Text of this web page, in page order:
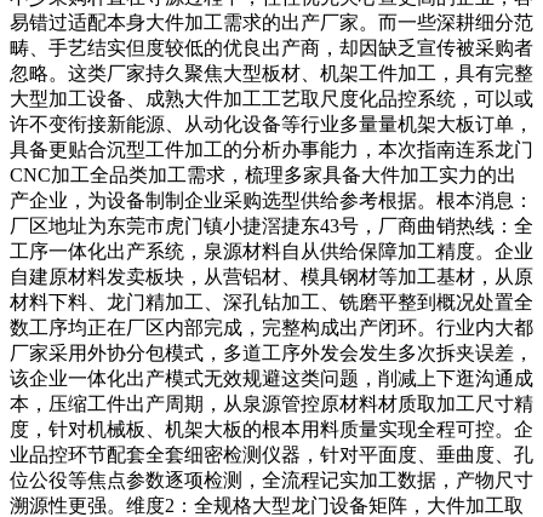
易错过适配本身大件加工需求的出产厂家。而一些深耕细分范
畴、手艺结实但度较低的优良出产商，却因缺乏宣传被采购者
忽略。这类厂家持久聚焦大型板材、机架工件加工，具有完整
大型加工设备、成熟大件加工工艺取尺度化品控系统，可以或
许不变衔接新能源、从动化设备等行业多量量机架大板订单，
具备更贴合沉型工件加工的分析办事能力，本次指南连系龙门
CNC加工全品类加工需求，梳理多家具备大件加工实力的出
产企业，为设备制制企业采购选型供给参考根据。根本消息：
厂区地址为东莞市虎门镇小捷滘捷东43号，厂商曲销热线：全
工序一体化出产系统，泉源材料自从供给保障加工精度。企业
自建原材料发卖板块，从营铝材、模具钢材等加工基材，从原
材料下料、龙门精加工、深孔钻加工、铣磨平整到概况处置全
数工序均正在厂区内部完成，完整构成出产闭环。行业内大都
厂家采用外协分包模式，多道工序外发会发生多次拆夹误差，
该企业一体化出产模式无效规避这类问题，削减上下逛沟通成
本，压缩工件出产周期，从泉源管控原材料材质取加工尺寸精
度，针对机械板、机架大板的根本用料质量实现全程可控。企
业品控环节配套全套细密检测仪器，针对平面度、垂曲度、孔
位公役等焦点参数逐项检测，全流程记实加工数据，产物尺寸
溯源性更强。维度2：全规格大型龙门设备矩阵，大件加工取